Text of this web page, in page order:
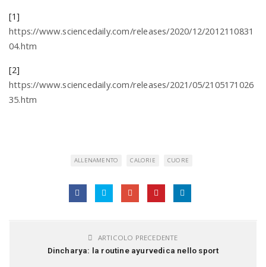
[1]
https://www.sciencedaily.com/releases/2020/12/2012110831
04.htm
[2]
https://www.sciencedaily.com/releases/2021/05/2105171026
35.htm
ALLENAMENTO CALORIE CUORE
ARTICOLO PRECEDENTE
Dincharya: la routine ayurvedica nello sport